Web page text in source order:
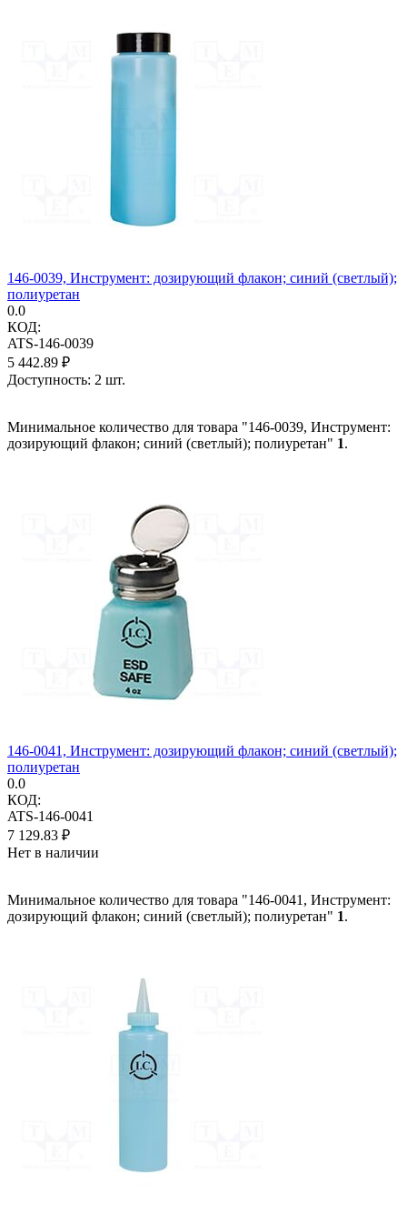
146-0039, Инструмент: дозирующий флакон; синий (светлый);
полиуретан
0.0
КОД:
ATS-146-0039
5 442.89 ₽
Доступность: 2 шт.
Минимальное количество для товара "146-0039, Инструмент:
дозирующий флакон; синий (светлый); полиуретан" 1.
146-0041, Инструмент: дозирующий флакон; синий (светлый);
полиуретан
0.0
КОД:
ATS-146-0041
7 129.83 ₽
Нет в наличии
Минимальное количество для товара "146-0041, Инструмент:
дозирующий флакон; синий (светлый); полиуретан" 1.